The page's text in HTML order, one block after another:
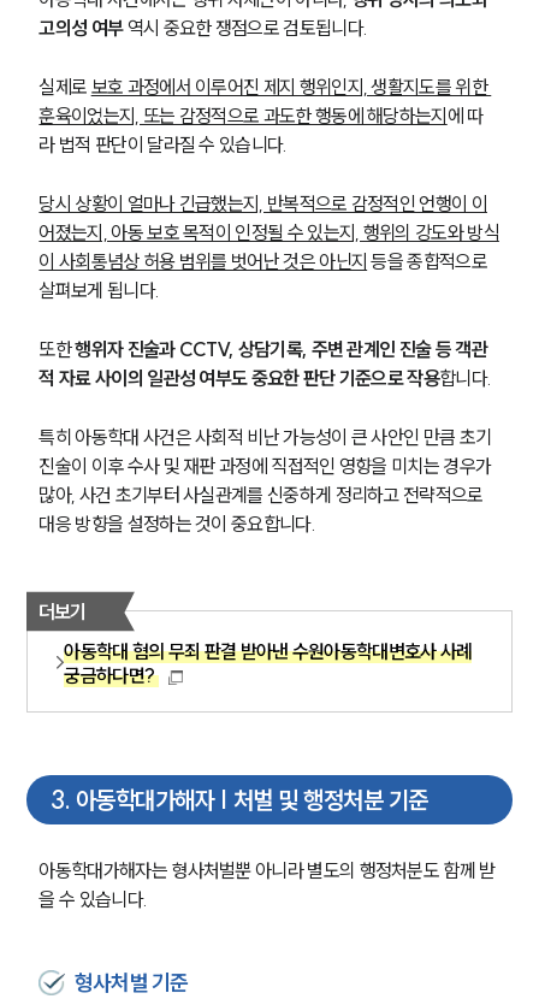
고의성 여부 역시 중요한 쟁점으로 검토됩니다.
실제로 보호 과정에서 이루어진 제지 행위인지, 생활지도를 위한
훈육이었는지, 또는 감정적으로 과도한 행동에 해당하는지에 따
라 법적 판단이 달라질 수 있습니다.
당시 상황이 얼마나 긴급했는지, 반복적으로 감정적인 언행이 이
어졌는지, 아동 보호 목적이 인정될 수 있는지, 행위의 강도와 방식
이 사회통념상 허용 범위를 벗어난 것은 아닌지 등을 종합적으로
살펴보게 됩니다.
또한 행위자 진술과 CCTV, 상담기록, 주변 관계인 진술 등 객관
적 자료 사이의 일관성 여부도 중요한 판단 기준으로 작용합니다.
특히 아동학대 사건은 사회적 비난 가능성이 큰 사안인 만큼 초기
진술이 이후 수사 및 재판 과정에 직접적인 영향을 미치는 경우가
많아, 사건 초기부터 사실관계를 신중하게 정리하고 전략적으로
대응 방향을 설정하는 것이 중요합니다.
더보기
아동학대 혐의 무죄 판결 받아낸 수원아동학대변호사 사례
궁금하다면?
3. 아동학대가해자 | 처벌 및 행정처분 기준
아동학대가해자는 형사처벌뿐 아니라 별도의 행정처분도 함께 받
을 수 있습니다.
형사처벌 기준